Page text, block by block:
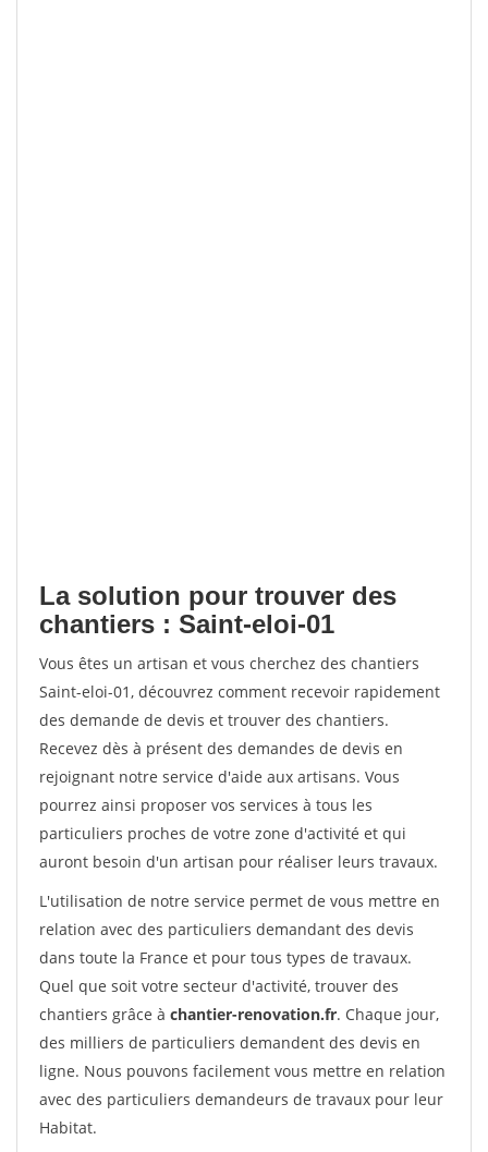
La solution pour trouver des
chantiers : Saint-eloi-01
Vous êtes un artisan et vous cherchez des chantiers
Saint-eloi-01, découvrez comment recevoir rapidement
des demande de devis et trouver des chantiers.
Recevez dès à présent des demandes de devis en
rejoignant notre service d'aide aux artisans. Vous
pourrez ainsi proposer vos services à tous les
particuliers proches de votre zone d'activité et qui
auront besoin d'un artisan pour réaliser leurs travaux.
L'utilisation de notre service permet de vous mettre en
relation avec des particuliers demandant des devis
dans toute la France et pour tous types de travaux.
Quel que soit votre secteur d'activité, trouver des
chantiers grâce à chantier-renovation.fr. Chaque jour,
des milliers de particuliers demandent des devis en
ligne. Nous pouvons facilement vous mettre en relation
avec des particuliers demandeurs de travaux pour leur
Habitat.